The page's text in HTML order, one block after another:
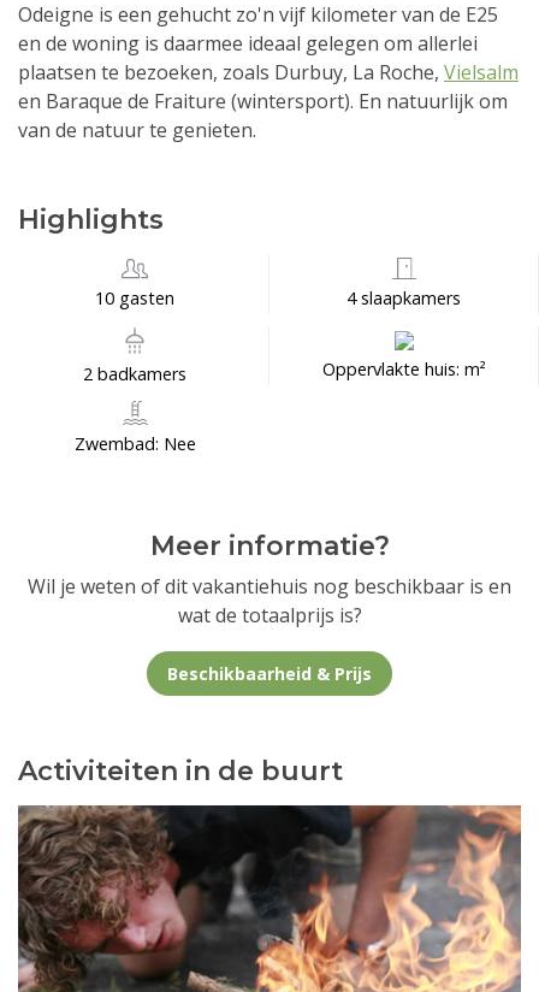
Odeigne is een gehucht zo'n vijf kilometer van de E25
en de woning is daarmee ideaal gelegen om allerlei
plaatsen te bezoeken, zoals Durbuy, La Roche, Vielsalm
en Baraque de Fraiture (wintersport). En natuurlijk om
van de natuur te genieten.
Highlights
10 gasten 4 slaapkamers
2 badkamers Oppervlakte huis: m²
Zwembad: Nee
Meer informatie?
Wil je weten of dit vakantiehuis nog beschikbaar is en
wat de totaalprijs is?
Beschikbaarheid & Prijs
Activiteiten in de buurt